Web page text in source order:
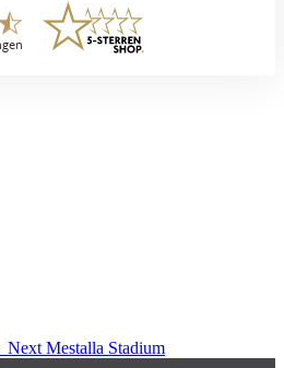
Next Mestalla Stadium